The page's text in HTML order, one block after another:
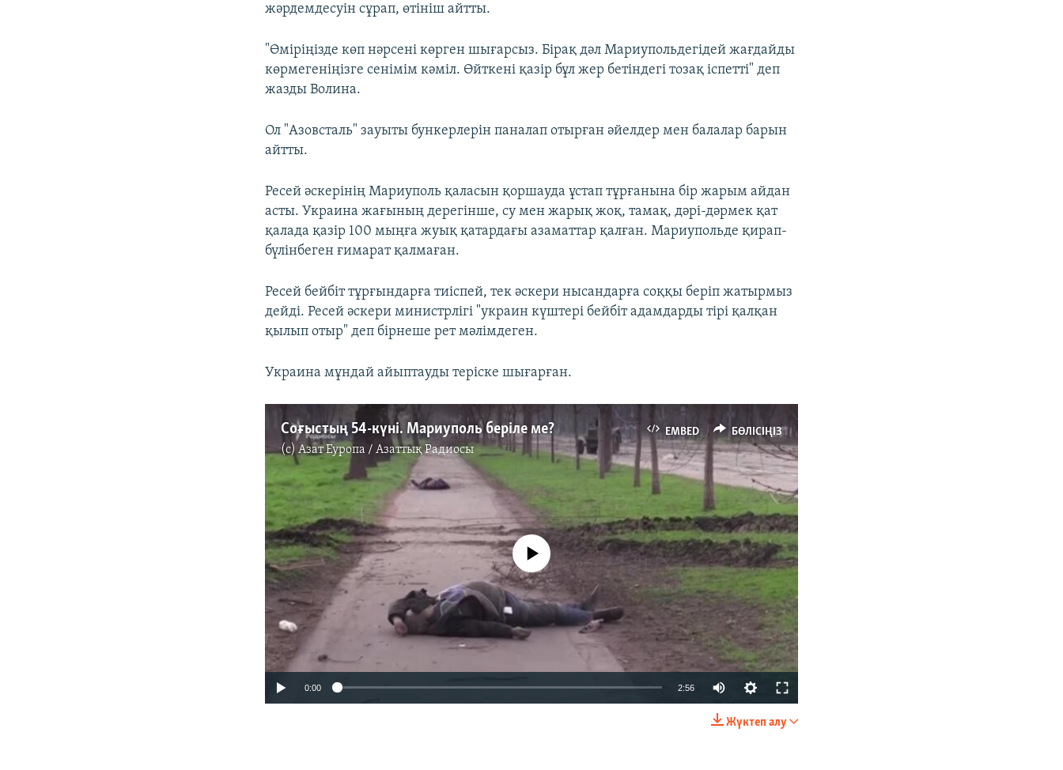
жәрдемдесуін сұрап, өтініш айтты.
"Өміріңізде көп нәрсені көрген шығарсыз. Бірақ дәл Мариупольдегідей жағдайды
көрмегеніңізге сенімім кәміл. Өйткені қазір бұл жер бетіндегі тозақ іспетті" деп
жазды Волина.
Ол "Азовсталь" зауыты бункерлерін паналап отырған әйелдер мен балалар барын
айтты.
Ресей әскерінің Мариуполь қаласын қоршауда ұстап тұрғанына бір жарым айдан
асты. Украина жағының дерегінше, су мен жарық жоқ, тамақ, дәрі-дәрмек қат
қалада қазір 100 мыңға жуық қатардағы азаматтар қалған. Мариупольде қирап-
бүлінбеген ғимарат қалмаған.
Ресей бейбіт тұрғындарға тиіспей, тек әскери нысандарға соққы беріп жатырмыз
дейді. Ресей әскери министрлігі "украин күштері бейбіт адамдарды тірі қалқан
қылып отыр" деп бірнеше рет мәлімдеген.
Украина мұндай айыптауды теріске шығарған.
EMBED БӨЛІСІҢІЗ
Соғыстың 54-күні. Мариуполь беріле ме?
(c)Азат Еуропа / Азаттық Радиосы
БӨЛІСІҢІЗ
No media source currently available
0:00 2:56
Жүктеп алу